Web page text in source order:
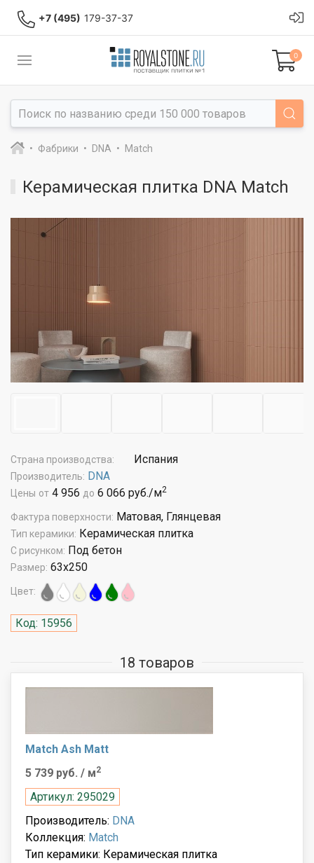
+7 (495) 179-37-37
0
Фабрики DNA Match
Керамическая плитка DNA Match
Страна производства: Испания
Производитель: DNA
Цены от 4 956 до 6 066 руб./м2
Фактура поверхности: Матовая, Глянцевая
Тип керамики: Керамическая плитка
С рисунком: Под бетон
Размер: 63x250
Цвет:
Код: 15956
18 товаров
Match Ash Matt
5 739 руб. / м2
Артикул: 295029
Производитель: DNA
Коллекция: Match
Тип керамики: Керамическая плитка